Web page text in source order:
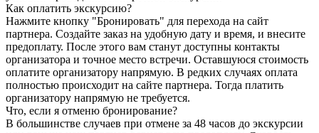
Как оплатить экскурсию?
Нажмите кнопку "Бронировать" для перехода на сайт
партнера. Создайте заказ на удобную дату и время, и внесите
предоплату. После этого вам станут доступны контакты
организатора и точное место встречи. Оставшуюся стоимость
оплатите организатору напрямую. В редких случаях оплата
полностью происходит на сайте партнера. Тогда платить
организатору напрямую не требуется.
Что, если я отменю бронирование?
В большинстве случаев при отмене за 48 часов до экскурсии